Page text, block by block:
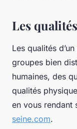
Les
Les qualités
groupes bien
humaines, des
qualités
en vous rendant
seine.com.